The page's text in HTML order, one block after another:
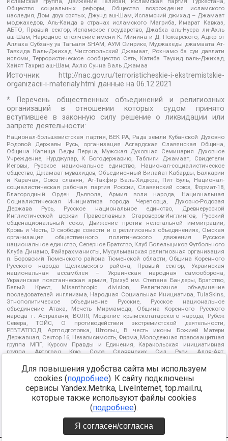
Общество социальных реформ, Общество возрождения исламского
наследия, Дом двух святых, Джунд аш-Шам, Исламский джихад – Джамаат
моджахедов, Аль-Каида в странах исламского Магриба, Имарат Кавказ,
АБТО, Правый сектор, Исламское государство, Джабха аль-Нусра ли-Ахль
аш-Шам, Народное ополчение имени К. Минина и Д. Пожарского, Аджр от
Аллаха Субхану уа Тагьаля SHAM, АУМ Синрике, Муджахеды джамаата Ат-
Тавхида Валь-Джихад, Чистопольский Джамаат, Рохнамо ба суи давлати
исломи, Террористическое сообщество Сеть, Катиба Таухид валь-Джихад,
Хайят Тахрир аш-Шам, Ахлю Сунна Валь Джамаа
Источник:
http://nac.gov.ru/terroristicheskie-i-ekstremistskie-
organizacii-i-materialy.html данные на06.12.2021
* Перечень общественных объединений и религиозных
организаций в отношении которых судом принято
вступившее в законную силу решение о ликвидации или
запрете деятельности:
Национал-большевистская партия, ВЕК РА, Рада земли Кубанской Духовно
Родовой Державы Русь, организация Асгардская Славянская Община,
Община Капища Веды Перуна, Мужская Духовная Семинария Духовное
Учреждение, Нурджулар, К Богодержавию, Таблиги Джамаат, Свидетели
Иеговы, Русское национальное единство, Национал-социалистическое
общество, Джамаат мувахидов, Объединенный Вилайат Кабарды, Балкарии
и Карачая, Союз славян, Ат-Такфир Валь-Хиджра, Пит Буль, Национал-
социалистическая рабочая партия России, Славянский союз, Формат-18,
Благородный Орден Дьявола, Армия воли народа, Национальная
Социалистическая Инициатива города Череповца, Духовно-Родовая
Держава Русь, Русское национальное единство, Древнерусской
Инглистической церкви Православных Староверов-Инглингов, Русский
общенациональный союз, Движение против нелегальной иммиграции,
Кровь и Честь, О свободе совести и о религиозных объединениях, Омская
организация общественного политического движения Русское
национальное единство, Северное Братство, Клуб Болельщиков Футбольного
Клуба Динамо, Файзрахманисты, Мусульманская религиозная организация
п. Боровский Тюменского района Тюменской области, Община Коренного
Русского народа Щелковского района, Правый сектор, Украинская
национальная ассамблея – Украинская народная самооборона,
Украинская повстанческая армия, Тризуб им. Степана Бандеры, Братство,
Белый Крест, Misanthropic division, Религиозное объединение
последователей инглиизма, Народная Социальная Инициатива, TulaSkins,
Этнополитическое объединение Русские, Русское национальное
объединение Атака, Мечеть Мирмамеда, Община Коренного Русского
народа г. Астрахани, ВОЛЯ, Меджлис крымскотатарского народа, Рубеж
Севера, ТОЙС, О противодействии экстремистской деятельности,
РЕВТАТПОД, Артподготовка, Штольц, В честь иконы Божией Матери
Державная, Сектор 16, Независимость, Фирма, Молодежная правозащитная
группа МПГ, Курсом Правды и Единения, Каракольская инициативная
группа, Автоград Крю, Союз Славянских Сил Руси, Алля-Аят,
Арестантское уголовное единство, Башкорт, Нация и свобода, W.H.С., Фалунь
Дафа, Иртыш Ultras, Русский Патриотический клуб-Новокузнецк/РПК,
Сибирский державный союз, Фонд борьбы с коррупцией, Фонд защиты прав
граждан, Штабы Навального, Совет граждан СССР Прикубанского округа г.
Краснодара
https://minjust.gov.ru/ru/documents/7822/
Для повышения удобства сайта мы используем
cookies (подробнее). К сайту подключены
сервисы Yandex.Metrika, LiveInternet, top.mail.ru,
которые также используют файлы cookies
(подробнее).
Я согласен/согласна